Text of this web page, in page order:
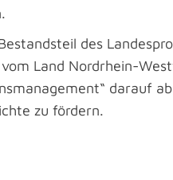
des
Land Nordrhein-
darauf
zu fördern.